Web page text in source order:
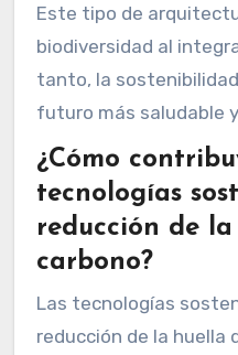
Este tipo de
biodiversidad al
tanto, la
futuro más saludable
¿Cómo
tecnologías
reducción de
carbono?
Las tecnologías
reducción de la huella